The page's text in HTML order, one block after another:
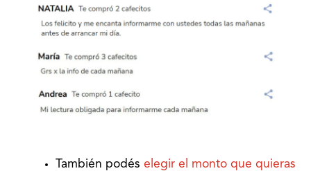
También podés elegir el monto que quieras